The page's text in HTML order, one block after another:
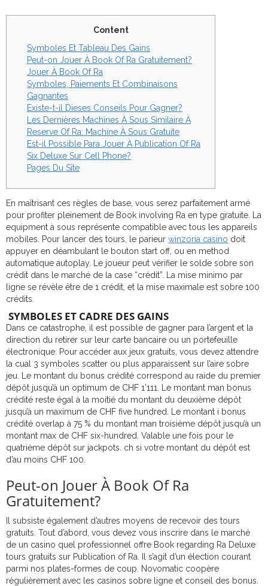
Content
Symboles Et Tableau Des Gains
Peut-on Jouer À Book Of Ra Gratuitement?
Jouer À Book Of Ra
Symboles, Paiements Et Combinaisons
Gagnantes
Existe-t-il Dieses Conseils Pour Gagner?
Les Dernières Machines À Sous Similaire À
Reserve Of Ra: Machine À Sous Gratuite
Est-il Possible Para Jouer À Publication Of Ra
Six Deluxe Sur Cell Phone?
Pages Du Site
En maîtrisant ces règles de base, vous serez parfaitement armé
pour profiter pleinement de Book involving Ra en type gratuite. La
equipment à sous représente compatible avec tous les appareils
mobiles. Pour lancer des tours, le parieur winzoria casino doit
appuyer en déambulant le bouton start off, ou en method
automatique autoplay. Le joueur peut vérifier le solde sobre son
crédit dans le marché de la case “crédit”. La mise minimo par
ligne se révèle être de 1 crédit, et la mise maximale est sobre 100
crédits.
SYMBOLES ET CADRE DES GAINS
Dans ce catastrophe, il est possible de gagner para l’argent et la
direction du retirer sur leur carte bancaire ou un portefeuille
électronique. Pour accéder aux jeux gratuits, vous devez attendre
la cual 3 symboles scatter ou plus apparaissent sur l’aire sobre
jeu. Le montant du bonus crédité correspond au raide du premier
dépôt jusqu’à un optimum de CHF 1’111. Le montant man bonus
crédité reste égal à la moitié du montant du deuxième dépôt
jusqu’à un maximum de CHF five hundred. Le montant i bonus
crédité overlap à 75 % du montant man troisième dépôt jusqu’à un
montant max de CHF six-hundred. Valable une fois pour le
quatrième dépôt sur jackpots. ch si votre montant du dépôt est
d’au moins CHF 100.
Peut-on Jouer À Book Of Ra
Gratuitement?
Il subsiste également d’autres moyens de recevoir des tours
gratuits. Tout d’abord, vous devez vous inscrire dans le marché
de un casino quel professionnel offre Book regarding Ra Deluxe
tours gratuits sur Publication of Ra. Il s’agit d’un élection courant
parmi nos plates-formes de coup. Novomatic coopère
régulièrement avec les casinos sobre ligne et conseil des bonus.